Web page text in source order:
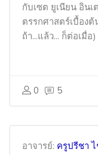
กับเซต ยูเนียน อินเ
ตรรกศาสตร์เบื้อง
ถ้า...แล้ว... ก็ต่อเมื่อ)
0 5
อาจารย์: ครูปรีชา